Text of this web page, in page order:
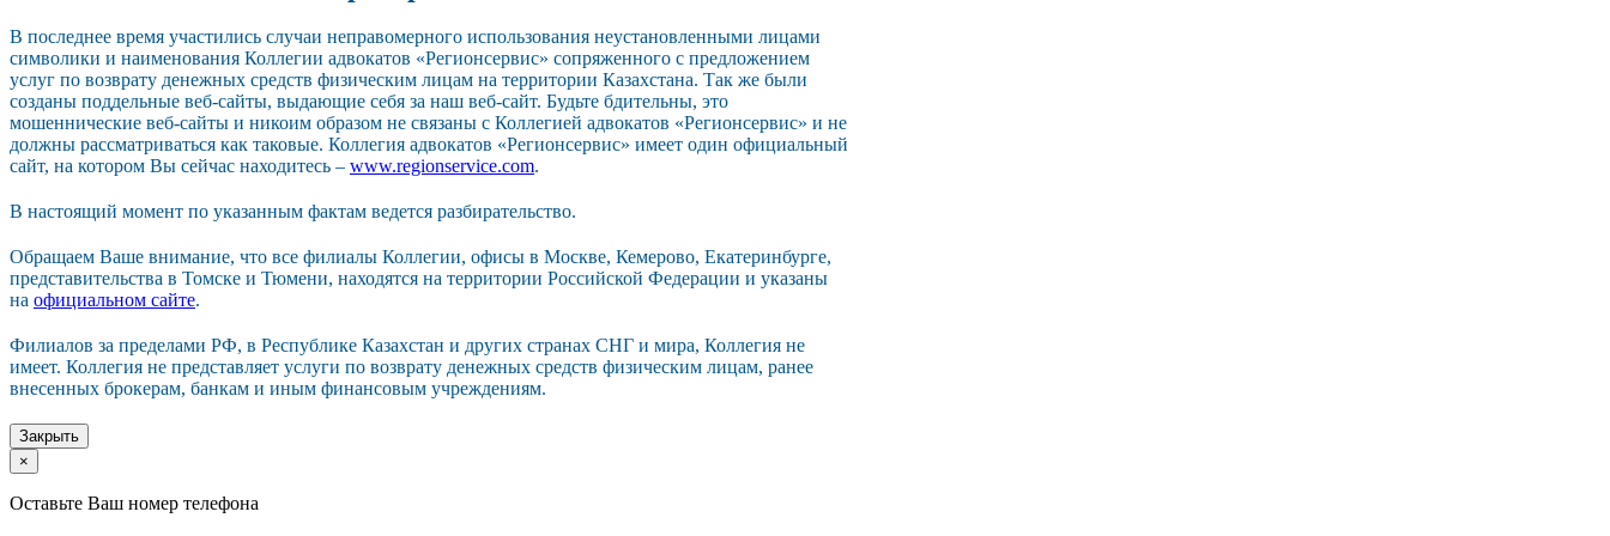
В последнее время участились случаи неправомерного использования неустановленными лицами
символики и наименования Коллегии адвокатов «Регионсервис» сопряженного с предложением
услуг по возврату денежных средств физическим лицам на территории Казахстана. Так же были
созданы поддельные веб-сайты, выдающие себя за наш веб-сайт. Будьте бдительны, это
мошеннические веб-сайты и никоим образом не связаны с Коллегией адвокатов «Регионсервис» и не
должны рассматриваться как таковые. Коллегия адвокатов «Регионсервис» имеет один официальный
сайт, на котором Вы сейчас находитесь – www.regionservice.com.
В настоящий момент по указанным фактам ведется разбирательство.
Обращаем Ваше внимание, что все филиалы Коллегии, офисы в Москве, Кемерово, Екатеринбурге,
представительства в Томске и Тюмени, находятся на территории Российской Федерации и указаны
на официальном сайте.
Филиалов за пределами РФ, в Республике Казахстан и других странах СНГ и мира, Коллегия не
имеет. Коллегия не представляет услуги по возврату денежных средств физическим лицам, ранее
внесенных брокерам, банкам и иным финансовым учреждениям.
Закрыть
×
Оставьте Ваш номер телефона